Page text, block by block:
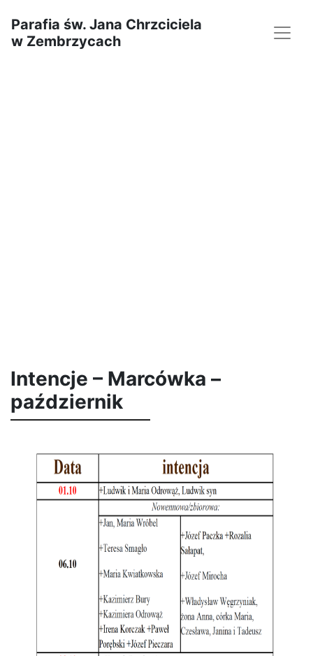
Parafia św. Jana Chrzciciela
w Zembrzycach
Intencje – Marcówka –
październik